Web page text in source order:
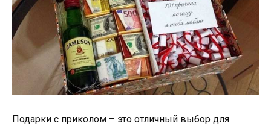
Подарки с приколом – это отличный выбор для